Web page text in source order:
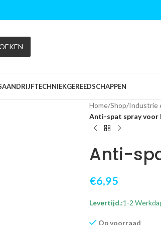
AANDRIJFTECHNIEKGEREEDSCHAPPEN
Home/Shop/Industrie
Anti-spat spray voor
Anti-
€6,95
Levertijd.:1-2
Op voorraad